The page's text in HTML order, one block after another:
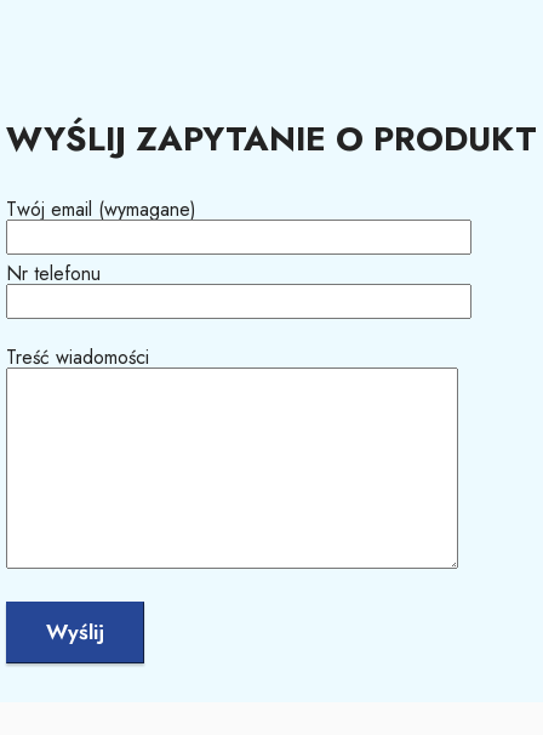
WYŚLIJ ZAPYTANIE O PRODUKT
Twój email (wymagane)
Nr telefonu
Treść wiadomości